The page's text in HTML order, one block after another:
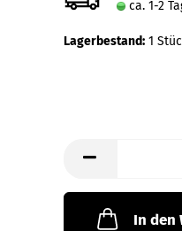
ca. 1-2
Lagerbestand: 1
In den